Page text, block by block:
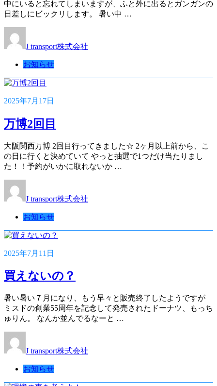
中にいると忘れてしまいますが、ふと外に出るとガンガンの
日差しにビックリします。 暑い中 …
J transport株式会社
お知らせ
2025年7月17日
万博2回目
大阪関西万博 2回目行ってきました☆ 2ヶ月以上前から、こ
の日に行くと決めていて やっと抽選で1つだけ当たりまし
た！！予約がいかに取れないか …
J transport株式会社
お知らせ
2025年7月11日
買えないの？
暑い暑い７月になり、もう早々と販売終了したようですが
ミスドの創業55周年を記念して発売されたドーナツ、もっち
ゅりん。 なんか並んでるなーと …
J transport株式会社
お知らせ